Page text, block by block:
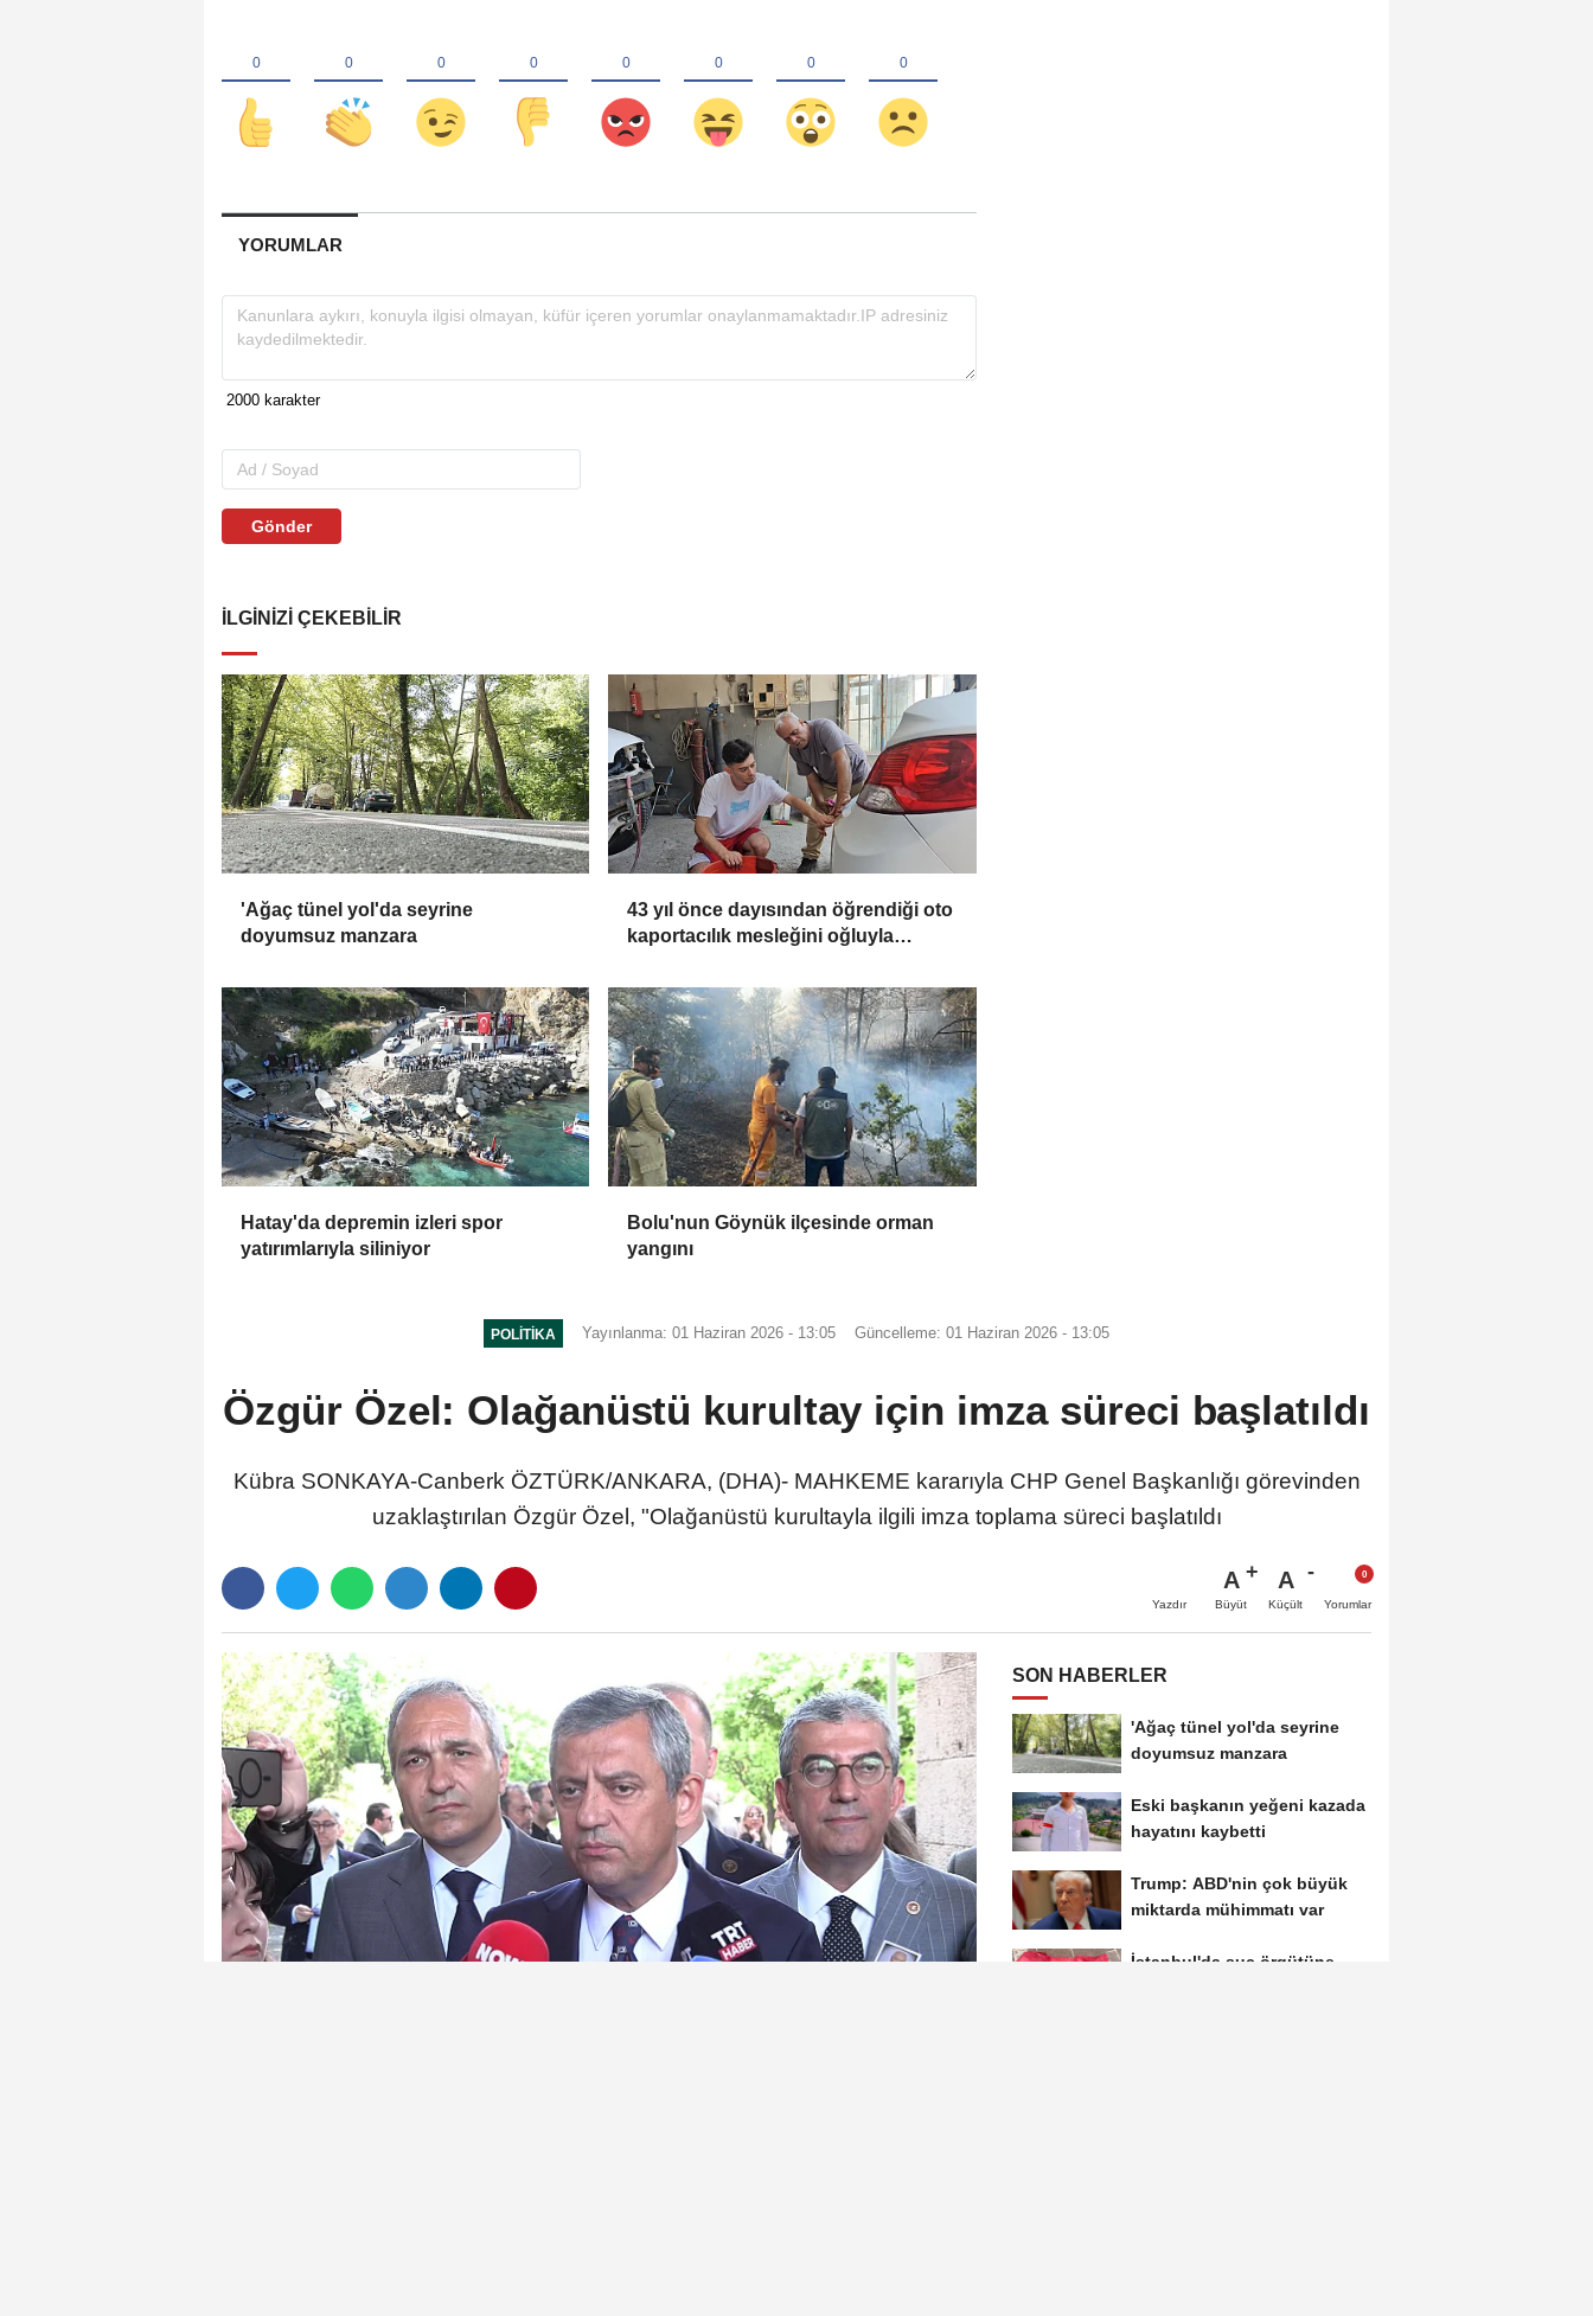
YORUMLAR
Gönder
İLGINIZI ÇEKEBILIR
'Ağaç tünel yol'da seyrine
doyumsuz manzara
43 yıl önce dayısından öğrendiği oto
kaportacılık mesleğini oğluyla
Hatay'da depremin izleri spor
yatırımlarıyla siliniyor
Bolu'nun Göynük ilçesinde orman
yangını
POLITIKA Yayınlanma: 01 Haziran 2026 - 13:05 Güncelleme: 01 Haziran 2026 - 13:05
Özgür Özel: Olağanüstü kurultay için imza süreci başlatıldı
Kübra SONKAYA-Canberk ÖZTÜRK/ANKARA, (DHA)- MAHKEME kararıyla CHP Genel Başkanlığı görevinden
uzaklaştırılan Özgür Özel, "Olağanüstü kurultayla ilgili imza toplama süreci başlatıldı
Yazdır
A
Büyüt
A
Küçült Yorumlar
SON HABERLER
'Ağaç tünel yol'da seyrine
doyumsuz manzara
Eski başkanın yeğeni kazada
hayatını kaybetti
Trump: ABD'nin çok büyük
miktarda mühimmatı var
İstanbul'da suç örgütüne